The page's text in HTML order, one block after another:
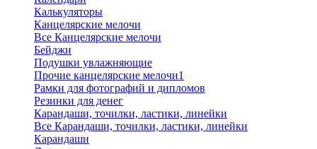
Калькуляторы
Канцелярские мелочи
Все Канцелярские мелочи
Бейджи
Подушки увлажняющие
Прочие канцелярские мелочи1
Рамки для фотографий и дипломов
Резинки для денег
Карандаши, точилки, ластики, линейки
Все Карандаши, точилки, ластики, линейки
Карандаши